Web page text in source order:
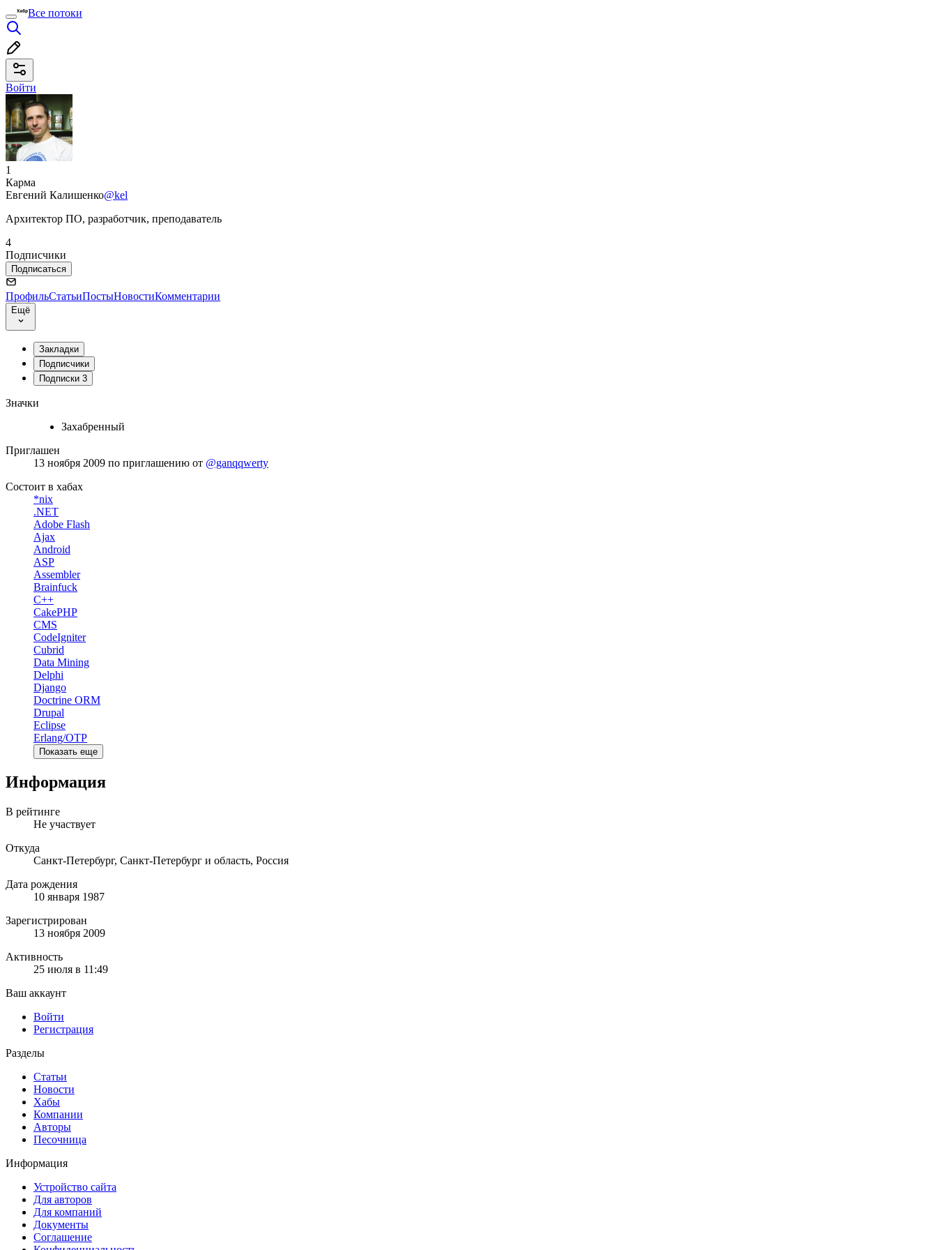
Все потоки
Войти
1
Карма
Евгений Калишенко@kel
Архитектор ПО, разработчик, преподаватель
4
Подписчики
Подписаться
ПрофильСтатьиПостыНовостиКомментарии
Ещё
Закладки
Подписчики
Подписки 3
Значки
Захабренный
Приглашен
13 ноября 2009 по приглашению от @ganqqwerty
Состоит в хабах
*nix
.NET
Adobe Flash
Ajax
Android
ASP
Assembler
Brainfuck
C++
CakePHP
CMS
CodeIgniter
Cubrid
Data Mining
Delphi
Django
Doctrine ORM
Drupal
Eclipse
Erlang/OTP
Показать еще
Информация
В рейтинге
Не участвует
Откуда
Санкт-Петербург, Санкт-Петербург и область, Россия
Дата рождения
10 января 1987
Зарегистрирован
13 ноября 2009
Активность
25 июля в 11:49
Ваш аккаунт
Войти
Регистрация
Разделы
Статьи
Новости
Хабы
Компании
Авторы
Песочница
Информация
Устройство сайта
Для авторов
Для компаний
Документы
Соглашение